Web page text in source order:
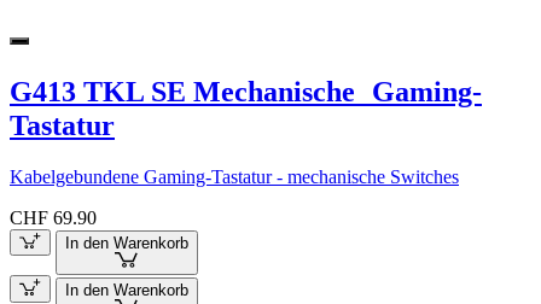
G413 TKL SE Mechanische Gaming-
Tastatur
Kabelgebundene Gaming-Tastatur - mechanische Switches
CHF 69.90
In den Warenkorb
In den Warenkorb